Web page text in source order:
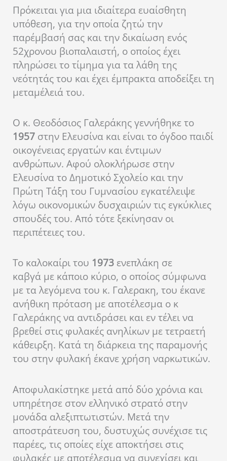
Πρόκειται για μια ιδιαίτερα ευαίσθητη
υπόθεση, για την οποία ζητώ την
παρέμβασή σας και την δικαίωση ενός
52χρονου βιοπαλαιστή, ο οποίος έχει
πληρώσει το τίμημα για τα λάθη της
νεότητάς του και έχει έμπρακτα αποδείξει τη
μεταμέλειά του.
Ο κ. Θεοδόσιος Γαλεράκης γεννήθηκε το
1957 στην Ελευσίνα και είναι το όγδοο παιδί
οικογένειας εργατών και έντιμων
ανθρώπων. Αφού ολοκλήρωσε στην
Ελευσίνα το Δημοτικό Σχολείο και την
Πρώτη Τάξη του Γυμνασίου εγκατέλειψε
λόγω οικονομικών δυσχαιριών τις εγκύκλιες
σπουδές του. Από τότε ξεκίνησαν οι
περιπέτειες του.
Το καλοκαίρι του 1973 ενεπλάκη σε
καβγά με κάποιο κύριο, ο οποίος σύμφωνα
με τα λεγόμενα του κ. Γαλερακη, του έκανε
ανήθικη πρόταση με αποτέλεσμα ο κ
Γαλεράκης να αντιδράσει και εν τέλει να
βρεθεί στις φυλακές ανηλίκων με τετραετή
κάθειρξη. Κατά τη διάρκεια της παραμονής
του στην φυλακή έκανε χρήση ναρκωτικών.
Αποφυλακίστηκε μετά από δύο χρόνια και
υπηρέτησε στον ελληνικό στρατό στην
μονάδα αλεξιπτωτιστών. Μετά την
αποστράτευση του, δυστυχώς συνέχισε τις
παρέες, τις οποίες είχε αποκτήσει στις
φυλακές με αποτέλεσμα να συνεχίσει και